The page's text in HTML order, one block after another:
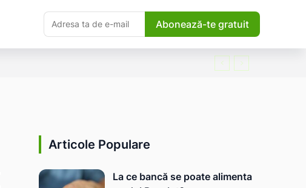
Abonează-te gratuit
Articole Populare
La ce bancă se poate alimenta